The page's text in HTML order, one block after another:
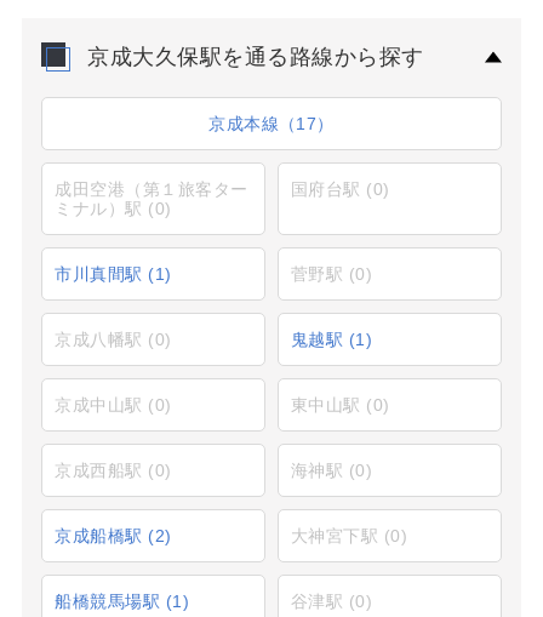
京成大久保駅を通る路線から探す
京成本線（17）
成田空港（第１旅客ター
ミナル）駅 (0)
国府台駅 (0)
市川真間駅 (1) 菅野駅 (0)
京成八幡駅 (0) 鬼越駅 (1)
京成中山駅 (0) 東中山駅 (0)
京成西船駅 (0) 海神駅 (0)
京成船橋駅 (2) 大神宮下駅 (0)
船橋競馬場駅 (1) 谷津駅 (0)